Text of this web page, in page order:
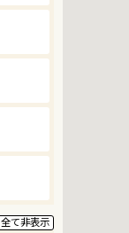
全て非表示